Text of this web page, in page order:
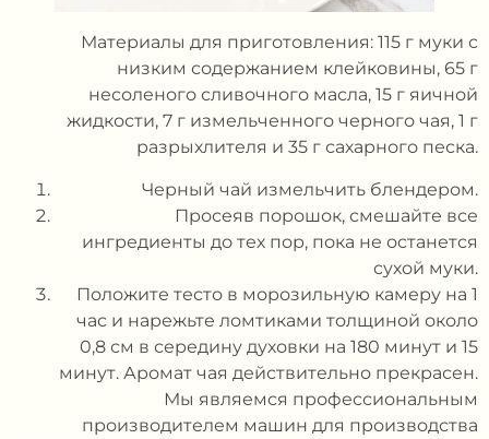
Материалы для приготовления: 115 г муки с
низким содержанием клейковины, 65 г
несоленого сливочного масла, 15 г яичной
жидкости, 7 г измельченного черного чая, 1 г
разрыхлителя и 35 г сахарного песка.
Черный чай измельчить блендером.
Просеяв порошок, смешайте все
ингредиенты до тех пор, пока не останется
сухой муки.
Положите тесто в морозильную камеру на 1
час и нарежьте ломтиками толщиной около
0,8 см в середину духовки на 180 минут и 15
минут. Аромат чая действительно прекрасен.
Мы являемся профессиональным
производителем машин для производства